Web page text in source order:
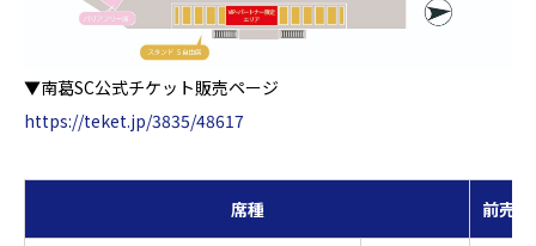
▼南葛SC公式チケット販売ページ
https://teket.jp/3835/48617
席種 前売